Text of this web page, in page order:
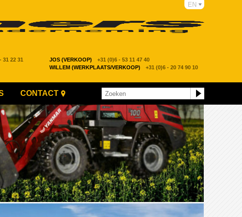
31 22 31 JOS (VERKOOP)
+31 (0)6 - 53 11 47 40
WILLEM (WERKPLAATS/VERKOOP) +31 (0)6 - 20 74 90 10
EN
CONTACT